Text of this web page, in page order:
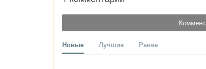
Новые Лучшие Ранее